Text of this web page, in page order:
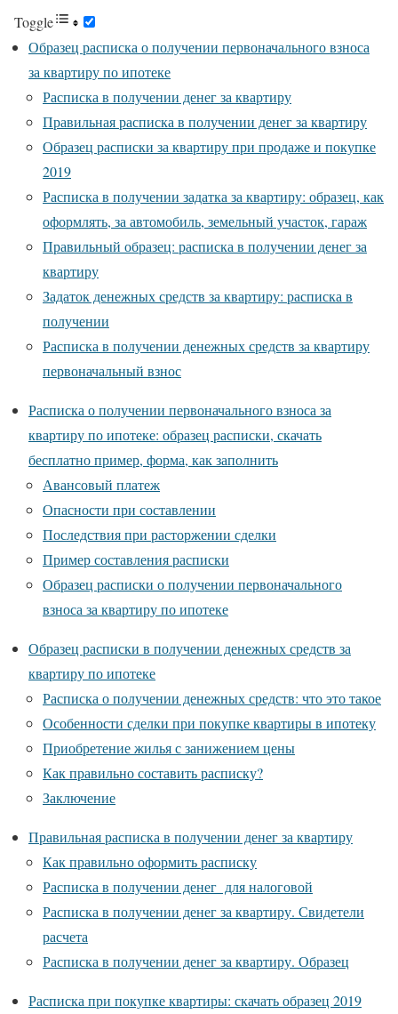
Toggle
Образец расписка о получении первоначального взноса
за квартиру по ипотеке
Расписка в получении денег за квартиру
Правильная расписка в получении денег за квартиру
Образец расписки за квартиру при продаже и покупке
2019
Расписка в получении задатка за квартиру: образец, как
оформлять, за автомобиль, земельный участок, гараж
Правильный образец: расписка в получении денег за
квартиру
Задаток денежных средств за квартиру: расписка в
получении
Расписка в получении денежных средств за квартиру
первоначальный взнос
Расписка о получении первоначального взноса за
квартиру по ипотеке: образец расписки, скачать
бесплатно пример, форма, как заполнить
Авансовый платеж
Опасности при составлении
Последствия при расторжении сделки
Пример составления расписки
Образец расписки о получении первоначального
взноса за квартиру по ипотеке
Образец расписки в получении денежных средств за
квартиру по ипотеке
Расписка о получении денежных средств: что это такое
Особенности сделки при покупке квартиры в ипотеку
Приобретение жилья с занижением цены
Как правильно составить расписку?
Заключение
Правильная расписка в получении денег за квартиру
Как правильно оформить расписку
Расписка в получении денег для налоговой
Расписка в получении денег за квартиру. Свидетели
расчета
Расписка в получении денег за квартиру. Образец
Расписка при покупке квартиры: скачать образец 2019